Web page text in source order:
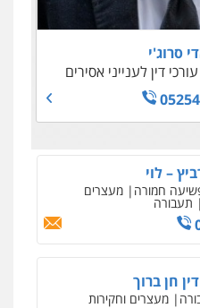
סרוג'י
עורכי דין לענייני אסירים
גרינולד
לענייני אסירים צבאי
סמים והימורים
ומעצרים
– לוי
חמורה מעצרים
תעבורה
חן ברוך
מעצרים וחקירות